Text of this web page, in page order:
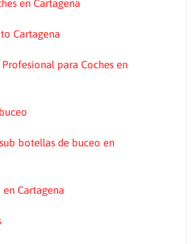
en Cartagena
Cartagena
para Coches en
botellas de buceo en
Cartagena